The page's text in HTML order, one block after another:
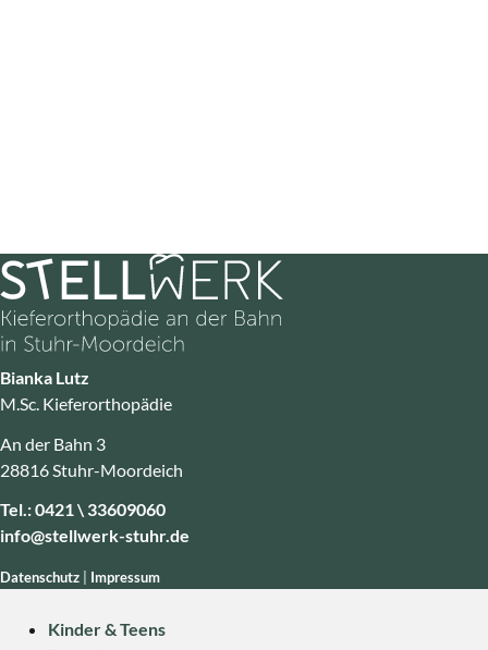
Bianka Lutz
M.Sc. Kieferorthopädie
An der Bahn 3
28816 Stuhr-Moordeich
Tel.:0421 \ 33609060
info@stellwerk-stuhr.de
Datenschutz | Impressum
Kinder & Teens